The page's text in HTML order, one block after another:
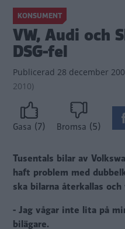
KONSUMENT
VW, Audi och
DSG-fel
Publicerad 28 december
2010)
Gasa (7) Bromsa (5)
Tusentals bilar av
haft problem med
ska bilarna återkallas
- Jag vågar inte lita på
bilägare.